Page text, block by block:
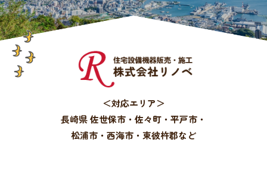
＜対応エリア＞
長崎県 佐世保市・佐々町・平戸市・
松浦市・西海市・東彼杵郡など